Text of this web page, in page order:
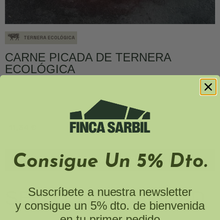
TERNERA ECOLÓGICA
CARNE PICADA DE TERNERA
ECOLÓGICA
AÑADIR AL CARRITO
SELLOS DE CALIDAD
Consigue Un 5% Dto.
Suscríbete a nuestra newsletter
y consigue un 5% dto. de bienvenida